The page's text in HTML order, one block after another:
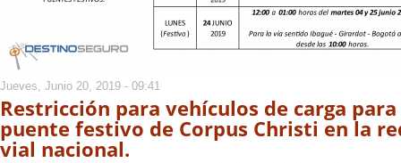
Jueves, Junio 20, 2019 - 09:41
Restricción para vehículos de carga
puente festivo de Corpus Christi en la
vial nacional.